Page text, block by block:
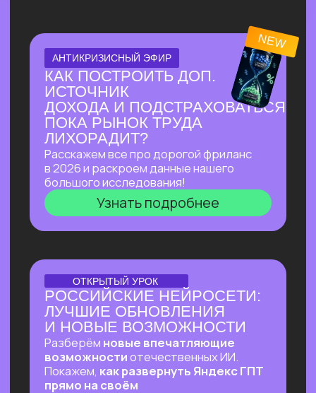
НОВЫЙ ПРАКТИКУМ
ПО КИТАЙСКИМ
НЕЙРОСЕТЯМ
Покажем лучшие модели, которые
обходят лидеров рынка
Узнать подробнее
ПЕРВЫЙ ОНЛАЙН-ПРАКТИКУМ
ПО ИИ-ЭКОСИСТЕМЕ
GOOGLE В РУССКОЯЗЫЧНОМ
ПРОСТРАНСТВЕ
В прямом эфире покажем, как
автоматизировать ежедневные
процессы в гугл-таблицах
и документах, как создавать из них
полный цикл контента — от текстов
до видеопрезентаций и аудиподкастов
Узнать подробнее
ОНЛАЙН-ПРАКТИКУМ
ВАЙБ-ПРАКТИКУМ
ПО ВАЙБ-КОДИНГУ
Собираем ИИ-агента, который в режиме
реального времени разбирает почту,
отвечает на письма, уведомляет